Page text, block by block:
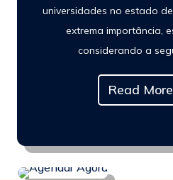
universidades no estado
extrema importância,
considerando a
Read More